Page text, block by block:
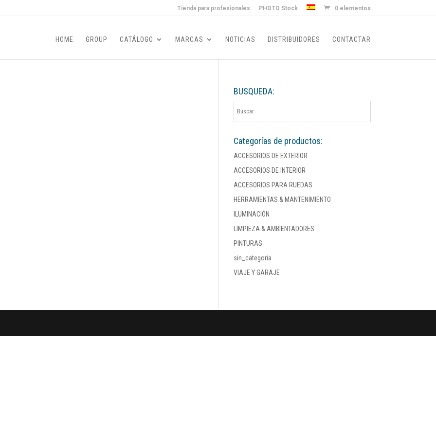
Tienda para profesionales PHOTO Stock 0 elementos
HOME GROUP CATÁLOGO MARCAS NOTICIAS DISTRIBUIDORES CONTACTAR
BUSQUEDA:
Categorías de productos:
ACCESORIOS DE EXTERIOR
ACCESORIOS DE INTERIOR
ACCESORIOS PARA RUEDAS
HERRAMIENTAS & MANTENIMIENTO
ILUMINACIÓN
LIMPIEZA & AMBIENTADORES
PINTURAS
sin_categoria
VIAJE Y GARAJE